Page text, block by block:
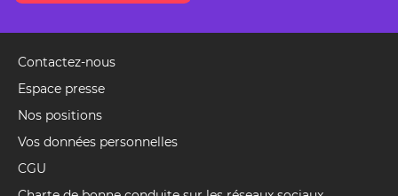
Pied
de
(Event)
Contactez-nous
Espace presse
Nos positions
Vos données personnelles
CGU